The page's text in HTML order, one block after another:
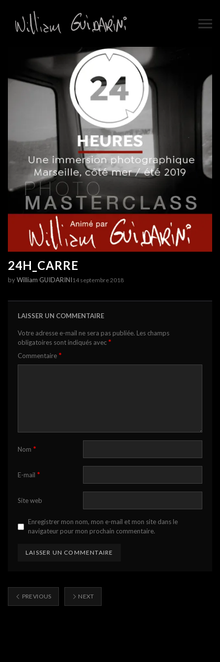
24H_CARRE
byWilliam GUIDARINI 14 septembre 2018
LAISSER UN COMMENTAIRE
Votre adresse e-mail ne sera pas publiée. Les champs
obligatoires sont indiqués avec *
Commentaire *
Nom *
E-mail *
Site web
Enregistrer mon nom, mon e-mail et mon site dans le
navigateur pour mon prochain commentaire.
PREVIOUS NEXT